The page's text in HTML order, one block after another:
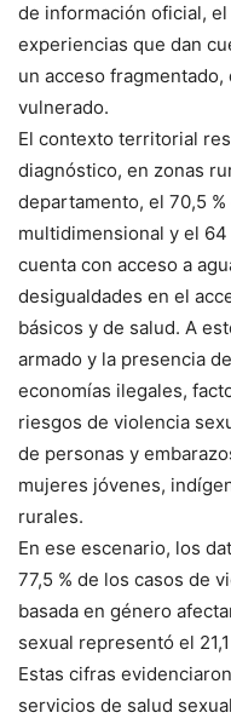
de información oficial,
experiencias que dan
un acceso
vulnerado.
El contexto territorial
diagnóstico, en zonas
departamento, el 70,5
multidimensional y el 64
cuenta con acceso a
desigualdades en el
básicos y de salud. A
armado y la presencia de
economías ilegales,
riesgos de violencia
de personas y
mujeres jóvenes,
rurales.
En ese escenario, los
77,5 % de los casos de
basada en género
sexual representó el
Estas cifras
servicios de salud